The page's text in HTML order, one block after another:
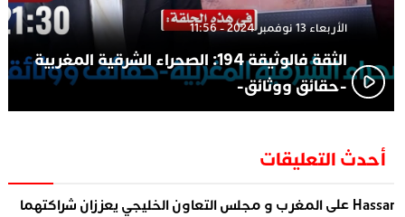
الأربعاء 13 نوفمبر 2024 - 11:56
الثقة فالوثيقة 194: الصحراء الشرقية المغربية
-حقائق ووثائق-
أحدث التعليقات
علىالمغرب و مجلس التعاون الخليجي يعززان شراكتهما